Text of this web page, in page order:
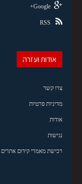
Google+
RSS
אודות ועזרה
צרו קשר
מדיניות פרטיות
אודות
נגישות
רכישת מאמרי קידום אתרים